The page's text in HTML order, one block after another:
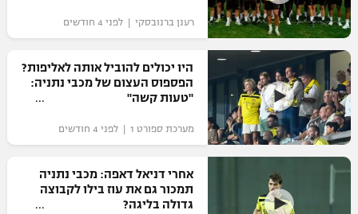
תוצאות
לוח שידורים
ברחבה
"מעל הליגה" – פודקאסט
הפועל תל אביב
הפועל חיפה
הפועל באר שבע
מכבי נתניה
ליגה הולנדית
ליגה סינית
ליגה ברזילאית
ליגות נוספות
דני אבדיה
שחייה
ג'ודו
אגרוף
ספורט אולימפי
UFC
היאבקות WWE
רענן ברנובסקי | לפני 4 חודשים
היו יכולים להוביל אותה לאליפות?
הפספוס העצום של מכבי נתניה:
"טעות קשה"
מערכת ספורט 1 | לפני 4 חודשים
אחרי דניאל דאפה: מכבי נתניה
תמכור גם את עוז בילו לקבוצה
גדולה בליגה?